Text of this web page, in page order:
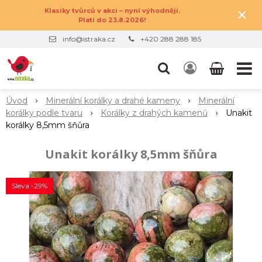
Klasiky tvůrců v akci – nyní výhodněji.
Platí do 23.8.2026!
×
info@istraka.cz +420 288 288 185
Úvod Minerální korálky a drahé kameny
Minerální
korálky podle tvaru
Korálky z drahých kamenů
Unakit
korálky 8,5mm šňůra
Unakit korálky 8,5mm šňůra
Sleva -29%